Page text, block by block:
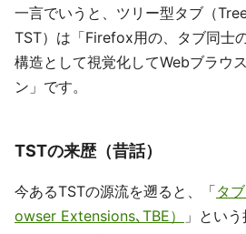
一言でいうと、ツリー型タブ（
TST）は「Firefox用の、タブ同士
構造として視覚化してWebブラウ
ン」です。
TSTの来歴（昔話）
今あるTSTの源流を遡ると、「タ
owser Extensions､TBE）
」とい